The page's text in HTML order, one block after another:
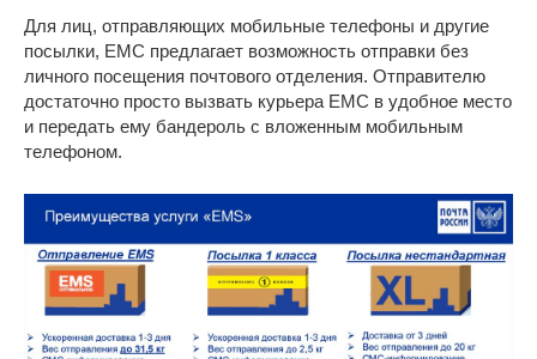
Для лиц, отправляющих мобильные телефоны и другие
посылки, ЕМС предлагает возможность отправки без
личного посещения почтового отделения. Отправителю
достаточно просто вызвать курьера ЕМС в удобное место
и передать ему бандероль с вложенным мобильным
телефоном.